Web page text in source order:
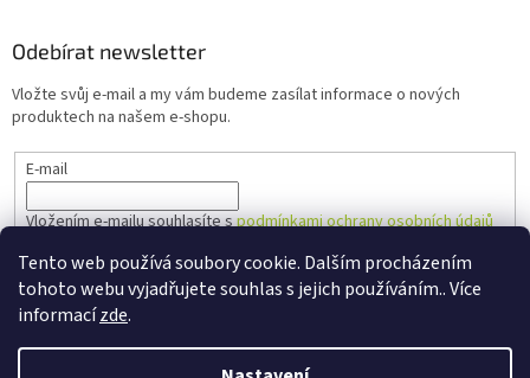
Tento web používá soubory cookie. Dalším procházením
tohoto webu vyjadřujete souhlas s jejich používáním.. Více
informacízde.
Odebírat newsletter
Vložte svůj e-mail a my vám budeme zasílat informace o nových
produktech na našem e-shopu.
E-mail
Vložením e-mailu souhlasíte spodmínkami ochrany osobních údajů
PŘIHLÁSIT SE